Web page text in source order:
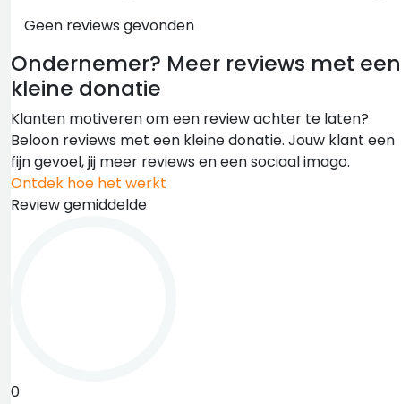
Geen reviews gevonden
Ondernemer? Meer reviews met een
kleine donatie
Klanten motiveren om een review achter te laten?
Beloon reviews met een kleine donatie. Jouw klant een
fijn gevoel, jij meer reviews en een sociaal imago.
Ontdek hoe het werkt
Review gemiddelde
0